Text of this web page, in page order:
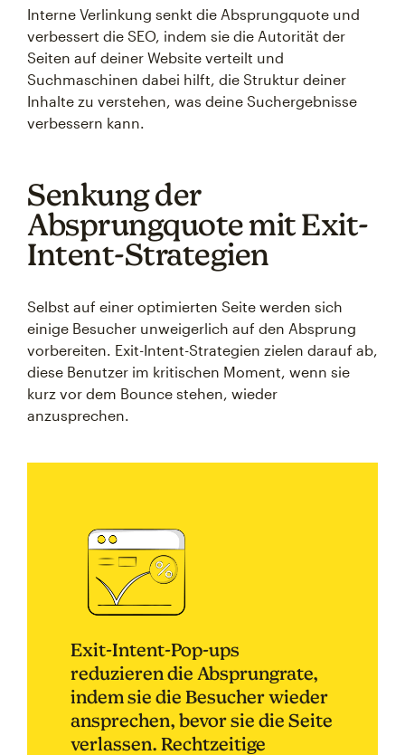
Interne Verlinkung senkt die Absprungquote und
verbessert die SEO, indem sie die Autorität der
Seiten auf deiner Website verteilt und
Suchmaschinen dabei hilft, die Struktur deiner
Inhalte zu verstehen, was deine Suchergebnisse
verbessern kann.
Senkung der
Absprungquote mit Exit-
Intent-Strategien
Selbst auf einer optimierten Seite werden sich
einige Besucher unweigerlich auf den Absprung
vorbereiten. Exit-Intent-Strategien zielen darauf ab,
diese Benutzer im kritischen Moment, wenn sie
kurz vor dem Bounce stehen, wieder
anzusprechen.
Exit-Intent-Pop-ups
reduzieren die Absprungrate,
indem sie die Besucher wieder
ansprechen, bevor sie die Seite
verlassen. Rechtzeitige